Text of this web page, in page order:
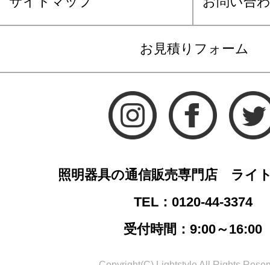
お見積りフォーム
照明器具の通信販売専門店 ライ
TEL：0120-44-3374
受付時間：9:00～16:00